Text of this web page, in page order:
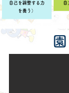
自己を調整する力
を養う）
自